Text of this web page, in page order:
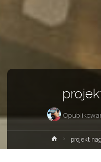
Strona
główna
projekt